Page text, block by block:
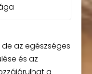
az egészséges
és az